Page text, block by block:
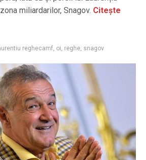
miliardarilor, Snagov. Citește
reghecamf, oi, reghe, snagov